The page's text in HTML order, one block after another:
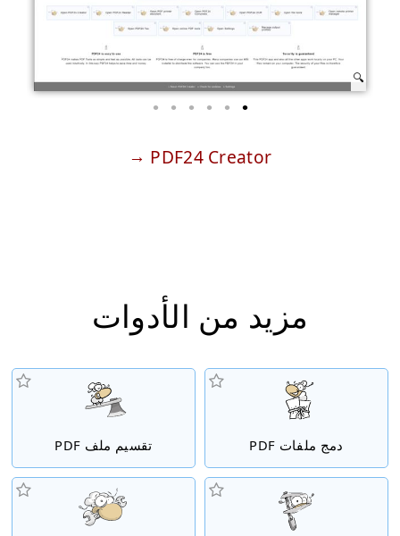
PDF24 Creator
مزيد من الأدوات
دمج ملفات PDF تقسيم ملف PDF